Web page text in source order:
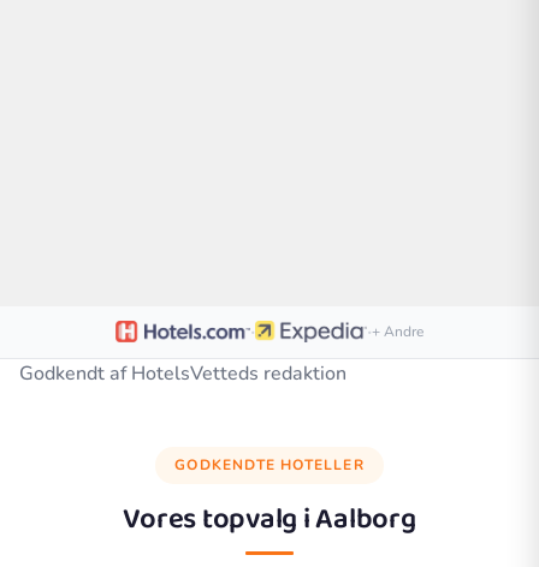
· ·+ Andre
Godkendt af HotelsVetteds redaktion
GODKENDTE HOTELLER
Vores topvalg iAalborg